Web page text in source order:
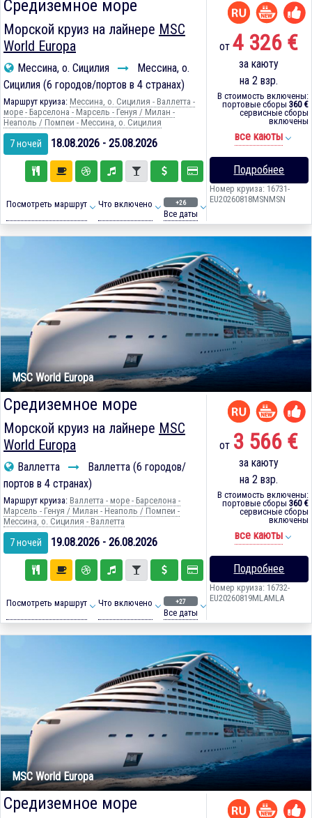
Средиземное море
Морской круиз на лайнере MSC
World Europa
Мессина, о. Сицилия
Мессина, о.
Сицилия (6 городов/портов в 4 странах)
Маршрут круиза: Мессина, о. Сицилия - Валлетта -
море - Барселона - Марсель - Генуя / Милан -
Неаполь / Помпеи - Мессина, о. Сицилия
7 ночей 18.08.2026 - 25.08.2026
Посмотреть маршрут Что включено +26
Все даты
от4 326 €
за каюту
на 2 взр.
В стоимость включены:
портовые сборы 360 €
сервисные сборы
включены
все каюты
Подробнее
Номер круиза: 16731-
EU20260818MSNMSN
MSC World Europa
Средиземное море
Морской круиз на лайнере MSC
World Europa
Валлетта
Валлетта (6 городов/
портов в 4 странах)
Маршрут круиза: Валлетта - море - Барселона -
Марсель - Генуя / Милан - Неаполь / Помпеи -
Мессина, о. Сицилия - Валлетта
7 ночей 19.08.2026 - 26.08.2026
Посмотреть маршрут Что включено +27
Все даты
от 3 566 €
за каюту
на 2 взр.
В стоимость включены:
портовые сборы 360 €
сервисные сборы
включены
все каюты
Подробнее
Номер круиза: 16732-
EU20260819MLAMLA
MSC World Europa
Средиземное море